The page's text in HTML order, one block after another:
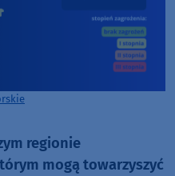
regionie
mogą towarzyszyć